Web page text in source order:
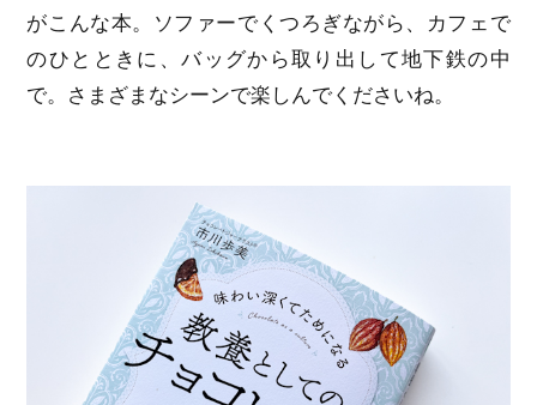
がこんな本。ソファーでくつろぎながら、カフェで
のひとときに、バッグから取り出して地下鉄の中
で。さまざまなシーンで楽しんでくださいね。